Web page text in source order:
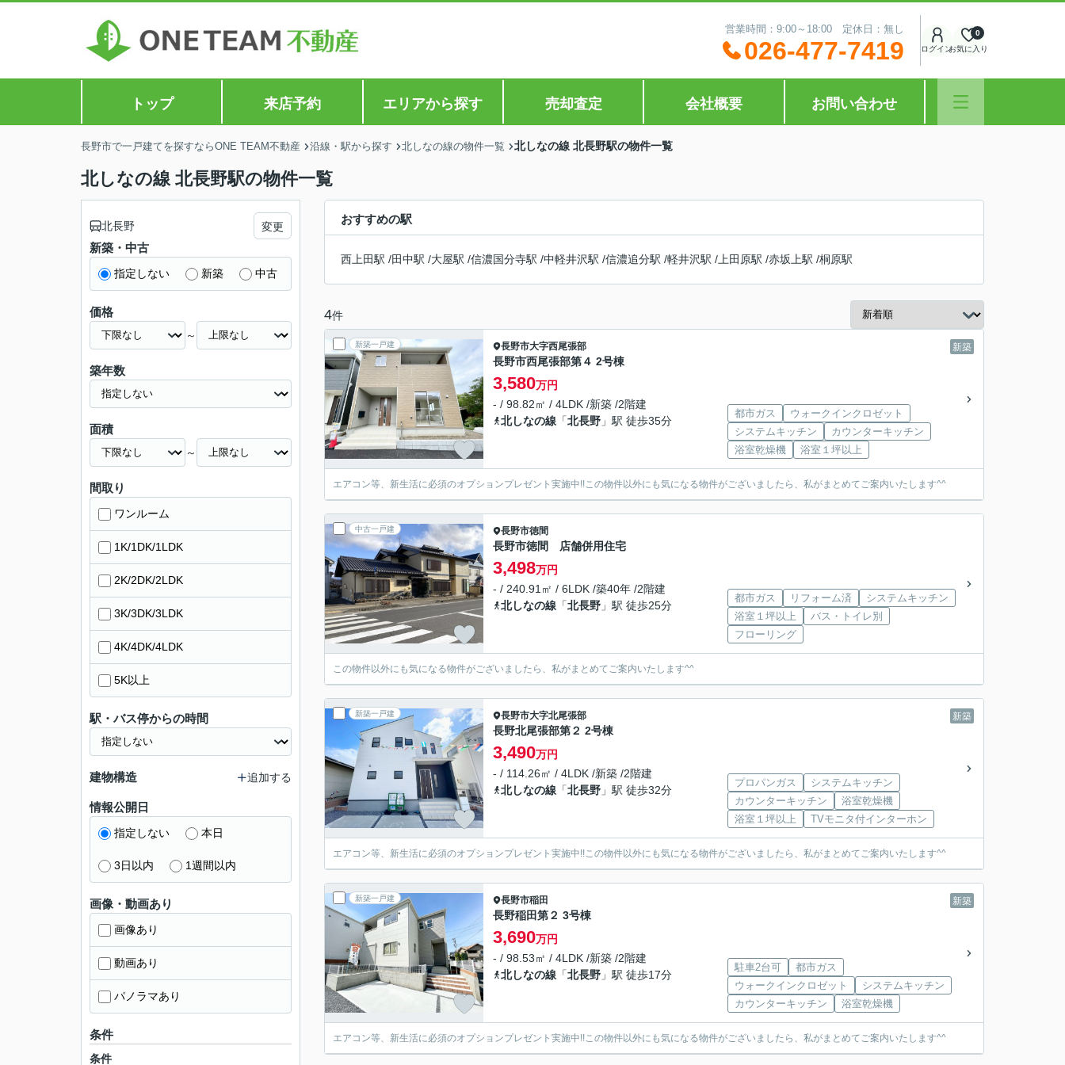
営業時間：9:00～18:00 定休日：無し
026-477-7419 ログインお気に入り
0
トップ 来店予約 エリアから探す 売却査定 会社概要 お問い合わせ
長野市で一戸建てを探すならONE TEAM不動産 沿線・駅から探す 北しなの線の物件一覧 北しなの線 北長野駅の物件一覧
北しなの線 北長野駅の物件一覧
おすすめの駅
西上田駅 /田中駅 /大屋駅 /信濃国分寺駅 /中軽井沢駅 /信濃追分駅 /軽井沢駅 / 上田原駅 /赤坂上駅 /桐原駅
4件
新築一戸建 新築
長野市大字西尾張部
長野市西尾張部第４ 2号棟
3,580万円
- / 98.82㎡ / 4LDK /新築 /2階建
北しなの線 「北長野 」駅 徒歩35分
都市ガス
ウォークインクロゼット
システムキッチン
カウンターキッチン
浴室乾燥機
浴室１坪以上
エアコン等、新生活に必須のオプションプレゼント実施中!!この物件以外にも気になる物件がございましたら、私がまとめてご案内いたします^^
中古一戸建 長野市徳間
長野市徳間 店舗併用住宅
3,498万円
- / 240.91㎡ / 6LDK /築40年 /2階建
北しなの線 「北長野 」駅 徒歩25分
都市ガス リフォーム済
システムキッチン
浴室１坪以上
バス・トイレ別
フローリング
この物件以外にも気になる物件がございましたら、私がまとめてご案内いたします^^
新築一戸建 新築
長野市大字北尾張部
長野北尾張部第２ 2号棟
3,490万円
- / 114.26㎡ / 4LDK /新築 /2階建
北しなの線 「北長野 」駅 徒歩32分
プロパンガス
システムキッチン
カウンターキッチン
浴室乾燥機
浴室１坪以上
TVモニタ付インターホン
エアコン等、新生活に必須のオプションプレゼント実施中!!この物件以外にも気になる物件がございましたら、私がまとめてご案内いたします^^
新築一戸建 新築
長野市稲田
長野稲田第２ 3号棟
3,690万円
- / 98.53㎡ / 4LDK /新築 /2階建
北しなの線 「北長野 」駅 徒歩17分
駐車2台可
都市ガス
ウォークインクロゼット
システムキッチン
カウンターキッチン
浴室乾燥機
エアコン等、新生活に必須のオプションプレゼント実施中!!この物件以外にも気になる物件がございましたら、私がまとめてご案内いたします^^
北長野 変更
新築・中古
指定しない 新築 中古
価格
～
築年数
面積
～
間取り
ワンルーム
1K/1DK/1LDK
2K/2DK/2LDK
3K/3DK/3LDK
4K/4DK/4LDK
5K以上
駅・バス停からの時間
建物構造 追加する
情報公開日
指定しない 本日
3日以内 1週間以内
画像・動画あり
画像あり
動画あり
パノラマあり
条件
条件